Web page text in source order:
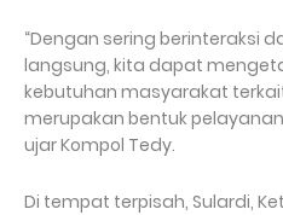
“Dengan sering berinteraksi
langsung, kita dapat
kebutuhan masyarakat
merupakan bentuk
ujar Kompol Tedy.
Di tempat terpisah, Sulardi,